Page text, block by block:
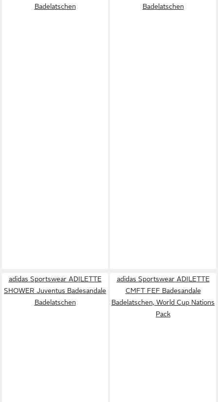
Badelatschen
Badelatschen
adidas Sportswear ADILETTE
SHOWER Juventus Badesandale
Badelatschen
adidas Sportswear ADILETTE
CMFT FEF Badesandale
Badelatschen, World Cup Nations
Pack